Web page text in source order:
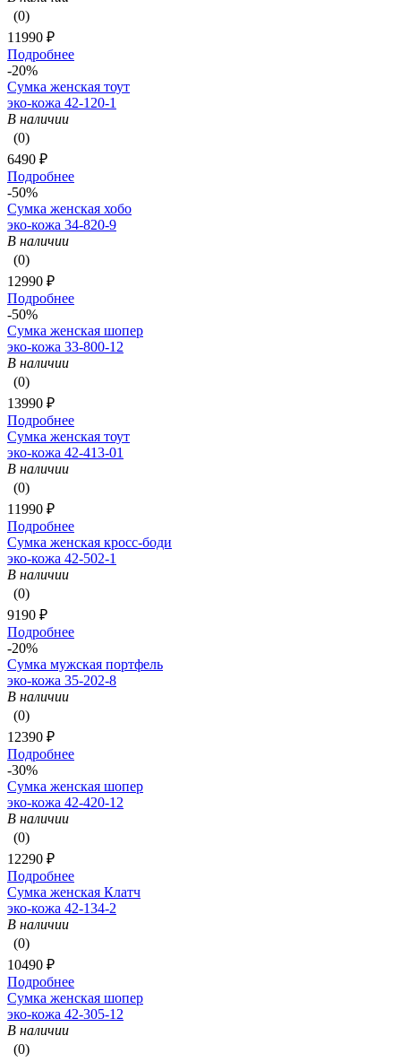
(0)
11990 ₽
Подробнее
-20%
Сумка женская тоут
эко-кожа 42-120-1
В наличии
(0)
6490 ₽
Подробнее
-50%
Сумка женская хобо
эко-кожа 34-820-9
В наличии
(0)
12990 ₽
Подробнее
-50%
Сумка женская шопер
эко-кожа 33-800-12
В наличии
(0)
13990 ₽
Подробнее
Сумка женская тоут
эко-кожа 42-413-01
В наличии
(0)
11990 ₽
Подробнее
Сумка женская кросс-боди
эко-кожа 42-502-1
В наличии
(0)
9190 ₽
Подробнее
-20%
Сумка мужская портфель
эко-кожа 35-202-8
В наличии
(0)
12390 ₽
Подробнее
-30%
Сумка женская шопер
эко-кожа 42-420-12
В наличии
(0)
12290 ₽
Подробнее
Сумка женская Клатч
эко-кожа 42-134-2
В наличии
(0)
10490 ₽
Подробнее
Сумка женская шопер
эко-кожа 42-305-12
В наличии
(0)